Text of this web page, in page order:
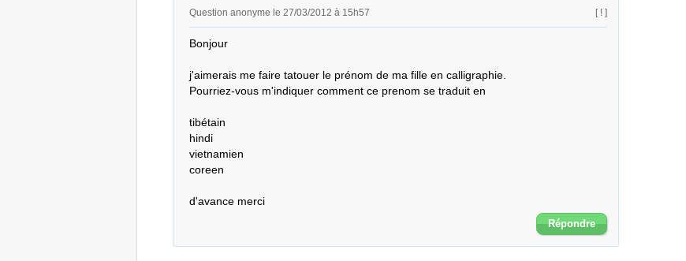
Question anonyme le 27/03/2012 à 15h57 [ ! ]
Bonjour
j'aimerais me faire tatouer le prénom de ma fille en calligraphie.
Pourriez-vous m'indiquer comment ce prenom se traduit en
tibétain
hindi
vietnamien
coreen
d'avance merci
Répondre